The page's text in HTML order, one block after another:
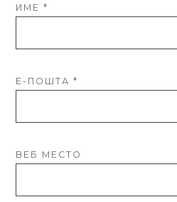
ИМЕ*
Е-ПОШТА*
ВЕБ МЕСТО